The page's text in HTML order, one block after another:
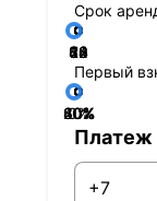
Срок
12
24
36
48
60
72
84
Первый
0%
20%
40%
60%
80%
Платеж